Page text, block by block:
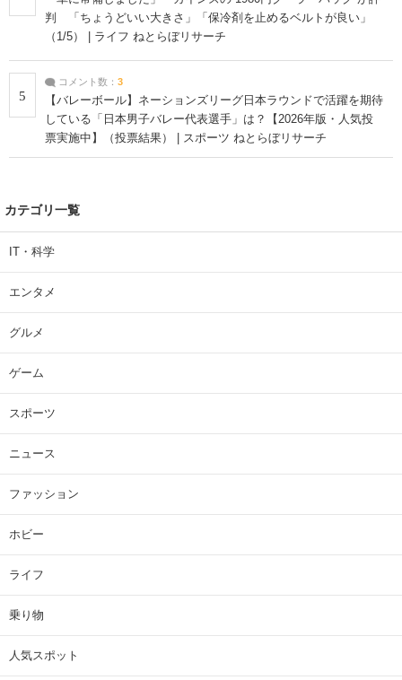
判 「ちょうどいい大きさ」「保冷剤を止めるベルトが良い」
（1/5） | ライフ ねとらぼリサーチ
5
コメント数： 3
【バレーボール】ネーションズリーグ日本ラウンドで活躍を期待
している「日本男子バレー代表選手」は？【2026年版・人気投
票実施中】（投票結果） | スポーツ ねとらぼリサーチ
カテゴリ一覧
IT・科学
エンタメ
グルメ
ゲーム
スポーツ
ニュース
ファッション
ホビー
ライフ
乗り物
人気スポット